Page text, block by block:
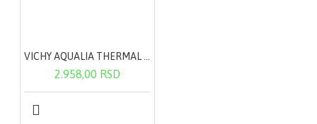
2.958,00 RSD